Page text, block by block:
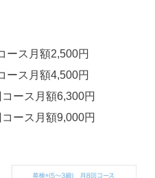
ース月額2,500円
ース月額4,500円
ース月額6,300円
ース月額9,000円